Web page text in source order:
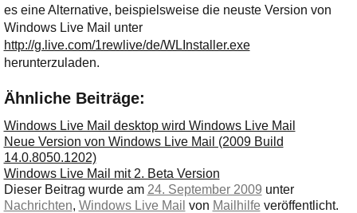
es eine Alternative, beispielsweise die neuste Version von
Windows Live Mail unter
http://g.live.com/1rewlive/de/WLInstaller.exe
herunterzuladen.
Ähnliche Beiträge:
Windows Live Mail desktop wird Windows Live Mail
Neue Version von Windows Live Mail (2009 Build
14.0.8050.1202)
Windows Live Mail mit 2. Beta Version
Dieser Beitrag wurde am 24. September 2009 unter
Nachrichten, Windows Live Mail von Mailhilfe veröffentlicht.